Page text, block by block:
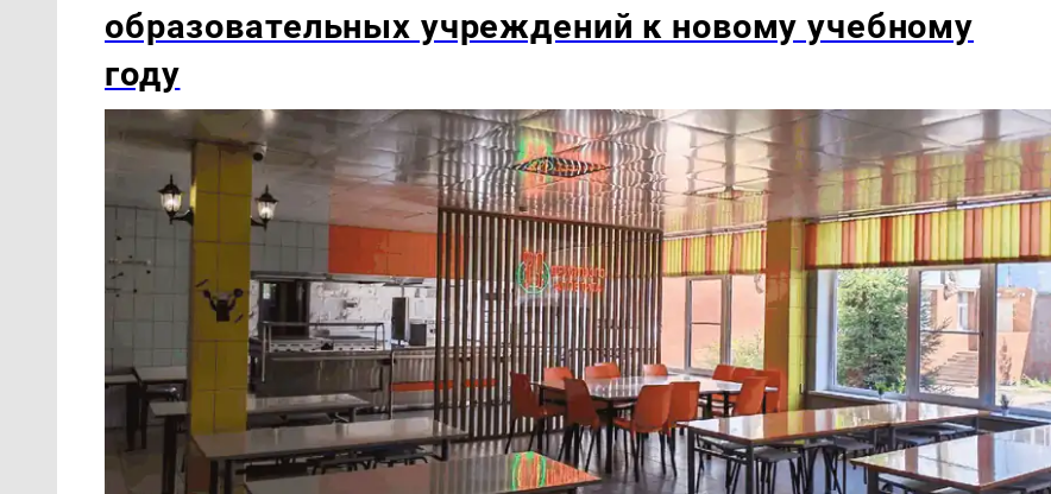
образовательных учреждений к новому учебному
году